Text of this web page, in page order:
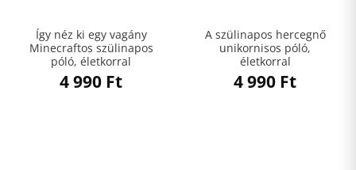
Így néz ki egy vagány
Minecraftos szülinapos
póló, életkorral
4 990 Ft
A szülinapos hercegnő
unikornisos póló,
életkorral
4 990 Ft